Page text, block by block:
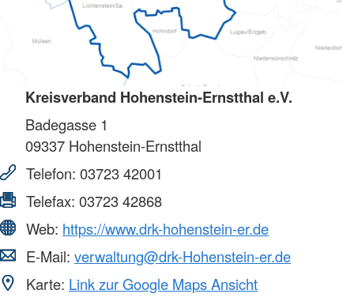
Kreisverband Hohenstein-Ernstthal e.V.
Badegasse 1
09337 Hohenstein-Ernstthal
Telefon: 03723 42001
Telefax: 03723 42868
Web: https://www.drk-hohenstein-er.de
E-Mail: verwaltung@drk-Hohenstein-er.de
Karte: Link zur Google Maps Ansicht